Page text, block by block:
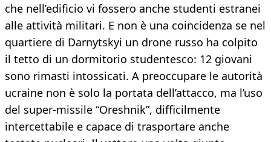
che nell’edificio vi fossero anche studenti estranei
alle attività militari. E non è una coincidenza se nel
quartiere di Darnytskyi un drone russo ha colpito
il tetto di un dormitorio studentesco: 12 giovani
sono rimasti intossicati. A preoccupare le autorità
ucraine non è solo la portata dell’attacco, ma l’uso
del super-missile “Oreshnik”, difficilmente
intercettabile e capace di trasportare anche